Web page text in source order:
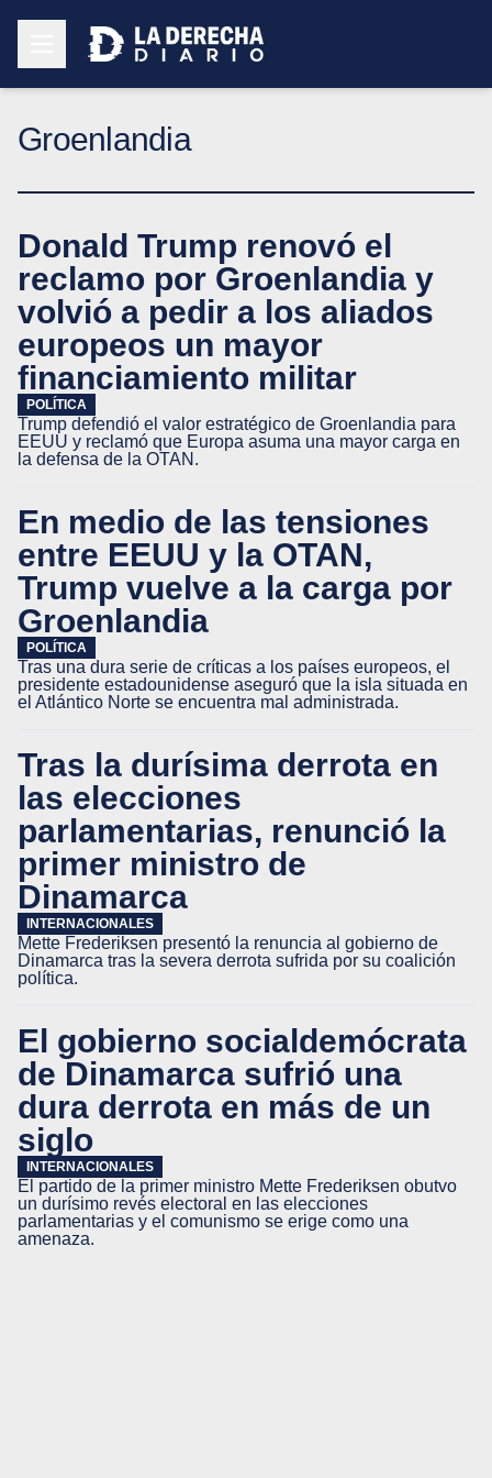
Groenlandia
Donald Trump renovó el
reclamo por Groenlandia y
volvió a pedir a los aliados
europeos un mayor
financiamiento militar
POLÍTICA
Trump defendió el valor estratégico de Groenlandia para
EEUU y reclamó que Europa asuma una mayor carga en
la defensa de la OTAN.
En medio de las tensiones
entre EEUU y la OTAN,
Trump vuelve a la carga por
Groenlandia
POLÍTICA
Tras una dura serie de críticas a los países europeos, el
presidente estadounidense aseguró que la isla situada en
el Atlántico Norte se encuentra mal administrada.
Tras la durísima derrota en
las elecciones
parlamentarias, renunció la
primer ministro de
Dinamarca
INTERNACIONALES
Mette Frederiksen presentó la renuncia al gobierno de
Dinamarca tras la severa derrota sufrida por su coalición
política.
El gobierno socialdemócrata
de Dinamarca sufrió una
dura derrota en más de un
siglo
INTERNACIONALES
El partido de la primer ministro Mette Frederiksen obutvo
un durísimo revés electoral en las elecciones
parlamentarias y el comunismo se erige como una
amenaza.